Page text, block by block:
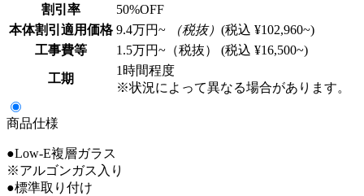
割引率
50%OFF
本体割引適用価格 9.4万円~ （税抜） (税込 ¥102,960~)
工事費等
1.5万円~（税抜） (税込 ¥16,500~)
工期
1時間程度
※状況によって異なる場合があります。
商品仕様
●Low-E複層ガラス
※アルゴンガス入り
●標準取り付け